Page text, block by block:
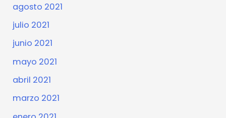
agosto 2021
julio 2021
junio 2021
mayo 2021
abril 2021
marzo 2021